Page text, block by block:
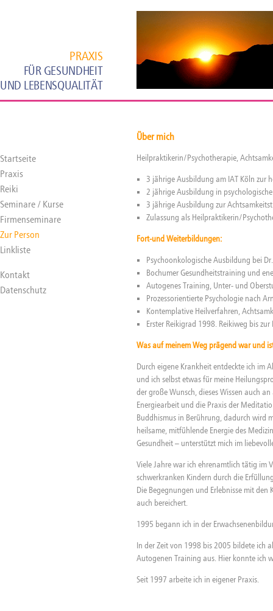
PRAXIS
FÜR GESUNDHEIT
UND LEBENSQUALITÄT
Über mich
Heilpraktikerin/Psychotherapie,
3 jährige Ausbildung am IAT Köln zur
2 jährige Ausbildung in
3 jährige Ausbildung zur
Zulassung als Heilpraktikerin/
Fort-und Weiterbildungen:
Psychoonkologische Ausbildung bei
Bochumer Gesundheitstraining und
Autogenes Training, Unter- und
Prozessorientierte Psychologie nach
Kontemplative Heilverfahren,
Erster Reikigrad 1998. Reikiweg bis
Was auf meinem Weg prägend war und
Durch eigene Krankheit entdeckte ich im
und ich selbst etwas für meine
der große Wunsch, dieses Wissen auch
Energiearbeit und die Praxis der
Buddhismus in Berührung, dadurch wird
heilsame, mitfühlende Energie des
Gesundheit – unterstützt mich im
Viele Jahre war ich ehrenamtlich tätig im
schwerkranken Kindern durch die
Die Begegnungen und Erlebnisse mit
auch bereichert.
1995 begann ich in der
In der Zeit von 1998 bis 2005 bildete ich
Autogenen Training aus. Hier konnte ich
Seit 1997 arbeite ich in eigener Praxis.
Startseite
Praxis
Reiki
Seminare / Kurse
Firmenseminare
Zur Person
Linkliste
Kontakt
Datenschutz